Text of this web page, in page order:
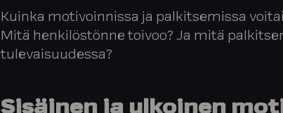
Kuinka motivoinnissa ja palkitsemissa
Mitä henkilöstönne toivoo? Ja mitä
tulevaisuudessa?
Sisäinen ja ulkoinen